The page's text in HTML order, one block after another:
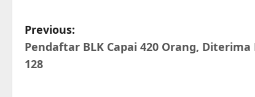
P
o
Previous:
Pendaftar BLK Capai 420 Orang, Diterima
128